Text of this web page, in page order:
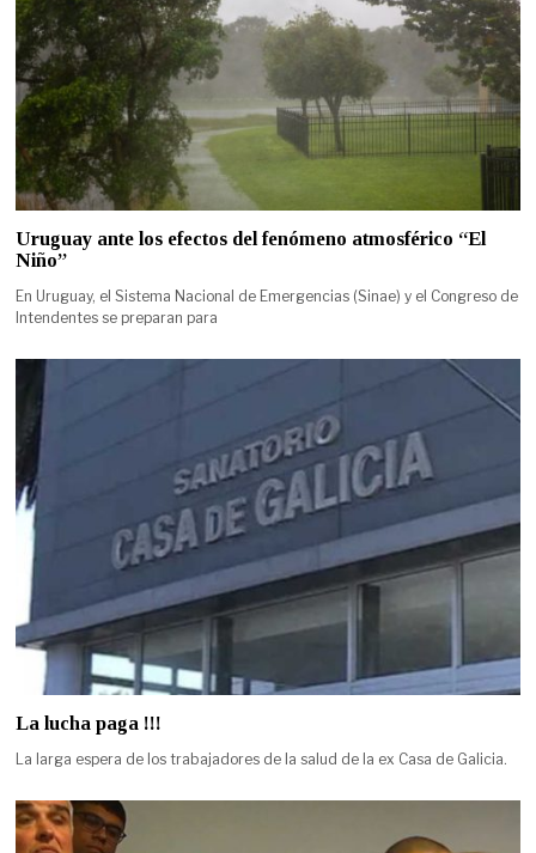
Uruguay ante los efectos del fenómeno atmosférico “El
Niño”
En Uruguay, el Sistema Nacional de Emergencias (Sinae) y el Congreso de
Intendentes se preparan para
La lucha paga !!!
La larga espera de los trabajadores de la salud de la ex Casa de Galicia.